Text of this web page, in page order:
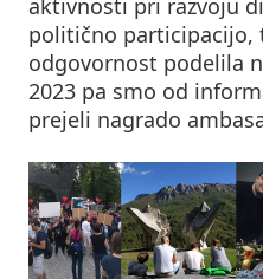
aktivnosti pri razvoju
politično participacijo,
odgovornost podelila
2023 pa smo od
prejeli nagrado